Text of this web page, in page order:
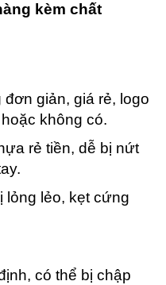
kèm chất
giản, giá rẻ, logo
không có.
rẻ tiền, dễ bị nứt
lỏng lẻo, kẹt cứng
có thể bị chập